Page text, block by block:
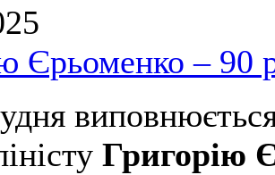
Єрьоменко – 90
Григорію